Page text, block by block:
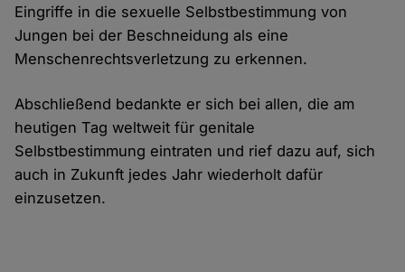
Eingriffe in die sexuelle Selbstbestimmung von
Jungen bei der Beschneidung als eine
Menschenrechtsverletzung zu erkennen.
Abschließend bedankte er sich bei allen, die am
heutigen Tag weltweit für genitale
Selbstbestimmung eintraten und rief dazu auf, sich
auch in Zukunft jedes Jahr wiederholt dafür
einzusetzen.